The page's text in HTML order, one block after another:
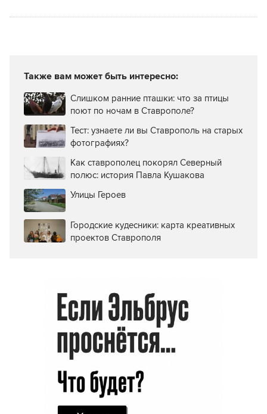
Также вам может быть интересно:
Слишком ранние пташки: что за птицы
поют по ночам в Ставрополе?
Тест: узнаете ли вы Ставрополь на старых
фотографиях?
Как ставрополец покорял Северный
полюс: история Павла Кушакова
Улицы Героев
Городские кудесники: карта креативных
проектов Ставрополя